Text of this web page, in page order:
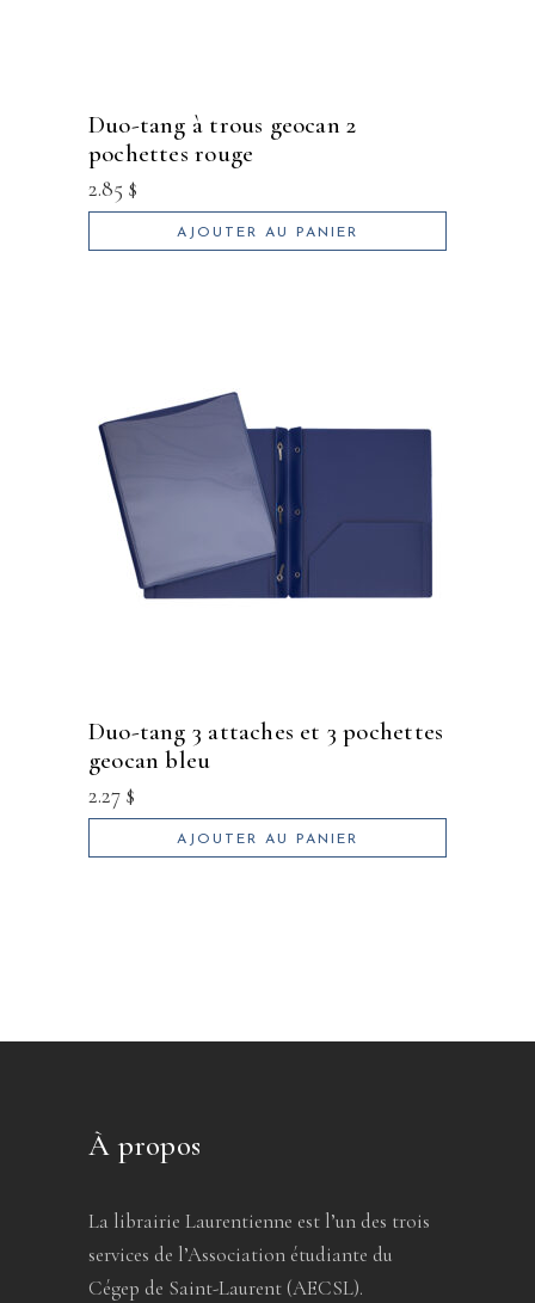
duo-tang à trous geocan 2
pochettes rouge
2.85 $
AJOUTER AU PANIER
duo-tang 3 attaches et 3 pochettes
geocan bleu
2.27 $
AJOUTER AU PANIER
À propos
La librairie Laurentienne est l’un des trois
services de l’Association étudiante du
Cégep de Saint-Laurent (AECSL).